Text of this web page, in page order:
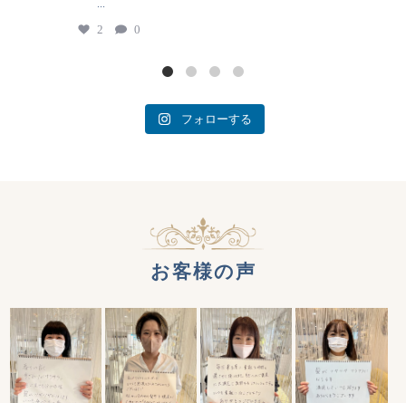
...
2 0
フォローする
お客様の声